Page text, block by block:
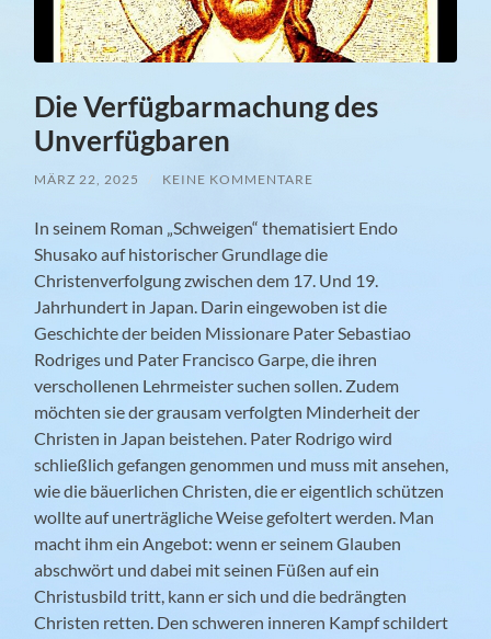
Die Verfügbarmachung des
Unverfügbaren
MÄRZ 22, 2025 KEINE KOMMENTARE
In seinem Roman „Schweigen“ thematisiert Endo
Shusako auf historischer Grundlage die
Christenverfolgung zwischen dem 17. Und 19.
Jahrhundert in Japan. Darin eingewoben ist die
Geschichte der beiden Missionare Pater Sebastiao
Rodriges und Pater Francisco Garpe, die ihren
verschollenen Lehrmeister suchen sollen. Zudem
möchten sie der grausam verfolgten Minderheit der
Christen in Japan beistehen. Pater Rodrigo wird
schließlich gefangen genommen und muss mit ansehen,
wie die bäuerlichen Christen, die er eigentlich schützen
wollte auf unerträgliche Weise gefoltert werden. Man
macht ihm ein Angebot: wenn er seinem Glauben
abschwört und dabei mit seinen Füßen auf ein
Christusbild tritt, kann er sich und die bedrängten
Christen retten. Den schweren inneren Kampf schildert